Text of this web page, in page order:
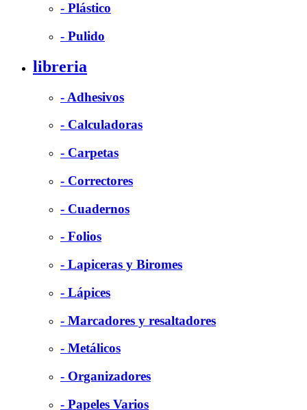
- Plástico
- Pulido
libreria
- Adhesivos
- Calculadoras
- Carpetas
- Correctores
- Cuadernos
- Folios
- Lapiceras y Biromes
- Lápices
- Marcadores y resaltadores
- Metálicos
- Organizadores
- Papeles Varios